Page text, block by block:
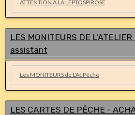
ATTENTION A LA LEPTOSPIROSE
LES MONITEURS DE L'ATELIER
assistant
Les MONITEURS de L'At.Pêche
LES CARTES DE PÊCHE -